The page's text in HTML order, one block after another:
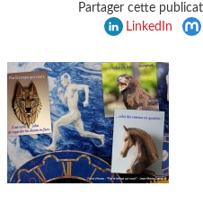
Partager cette
LinkedIn